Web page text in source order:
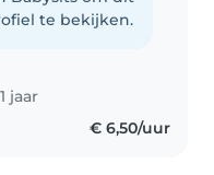
Ik vind het
te bekijken.
jaar
€ 6,50/uur